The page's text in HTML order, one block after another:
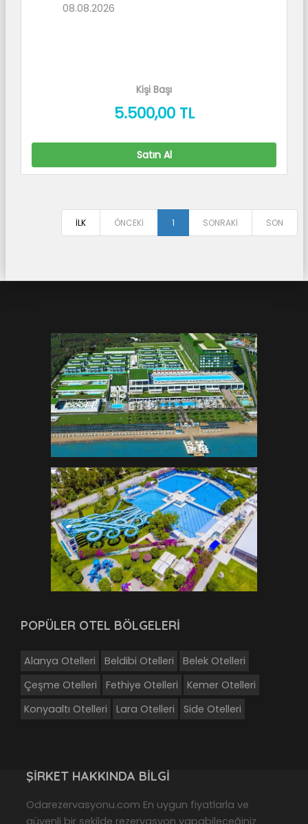
08.08.2026
Kişi Başı
5.500,00TL
Satın Al
İLK ÖNCEKİ 1 SONRAKİ SON
POPÜLER OTEL BÖLGELERİ
Alanya Otelleri Beldibi Otelleri
Belek Otelleri
Çeşme Otelleri
Fethiye Otelleri
Kemer Otelleri
Konyaaltı Otelleri
Lara Otelleri Side Otelleri
ŞIRKET HAKKINDA BILGI
Odarezervasyonu.com En uygun fiyatlarla ve
güvenli bir şekilde rezervasyon yapabileceğiniz